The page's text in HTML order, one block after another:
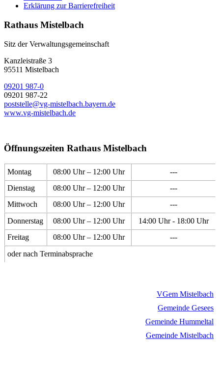
Erklärung zur Barrierefreiheit
Rathaus Mistelbach
Sitz der Verwaltungsgemeinschaft
Kanzleistraße 3
95511 Mistelbach
09201 987-0
09201 987-22
poststelle@vg-mistelbach.bayern.de
www.vg-mistelbach.de
Öffnungszeiten Rathaus Mistelbach
Montag 08:00 Uhr – 12:00 Uhr
---
Dienstag
08:00 Uhr – 12:00 Uhr
---
Mittwoch
08:00 Uhr – 12:00 Uhr
---
Donnerstag
08:00 Uhr – 12:00 Uhr
14:00 Uhr - 18:00 Uhr
Freitag
08:00 Uhr – 12:00 Uhr
---
oder nach Terminabsprache
VGem Mistelbach
Gemeinde Gesees
Gemeinde Hummeltal
Gemeinde Mistelbach